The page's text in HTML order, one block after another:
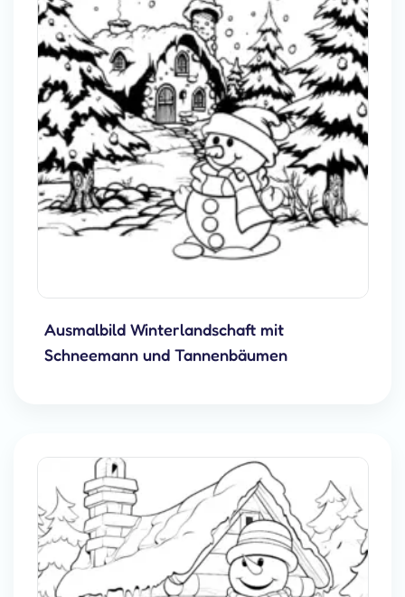
Ausmalbild Winterlandschaft mit
Schneemann und Tannenbäumen